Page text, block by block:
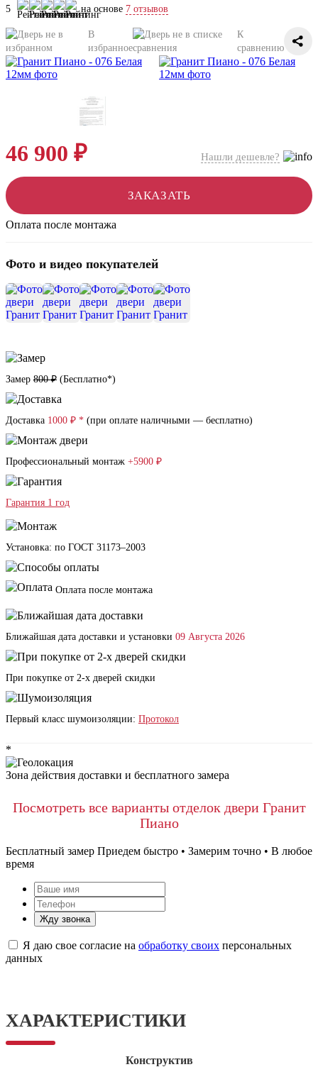
5 на основе 7 отзывов
В
избранное
К
сравнению
46 900 ₽ Нашли дешевле?
ЗАКАЗАТЬ
Оплата после монтажа
Фото и видео покупателей
Замер 800 ₽ (Бесплатно*)
Доставка 1000 ₽ * (при оплате наличными — бесплатно)
Профессиональный монтаж +5900 ₽
Гарантия 1 год
Установка: по ГОСТ 31173–2003
Оплата после монтажа
Ближайшая дата доставки и установки 09 Августа 2026
При покупке от 2-х дверей скидки
Первый класс шумоизоляции: Протокол
*
Зона действия доставки и бесплатного замера
Посмотреть все варианты отделок двери Гранит
Пиано
Бесплатный замер Приедем быстро • Замерим точно • В любое
время
Жду звонка
Я даю свое согласие на обработку своих персональных
данных
ХАРАКТЕРИСТИКИ
Конструктив